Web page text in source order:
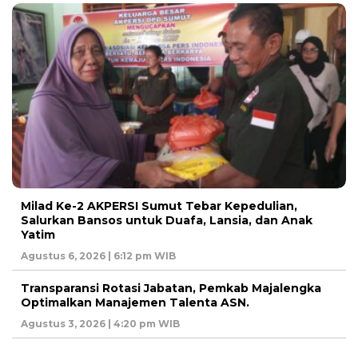
Milad Ke-2 AKPERSI Sumut Tebar Kepedulian,
Salurkan Bansos untuk Duafa, Lansia, dan Anak
Yatim
Agustus 6, 2026 | 6:12 pm WIB
Transparansi Rotasi Jabatan, Pemkab Majalengka
Optimalkan Manajemen Talenta ASN.
Agustus 3, 2026 | 4:20 pm WIB